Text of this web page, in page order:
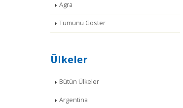
Agra
Tümünü Göster
Ülkeler
Bütün Ülkeler
Argentina